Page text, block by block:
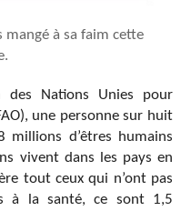
mangé à sa faim cette
des Nations Unies pour
une personne sur huit
d’êtres humains
vivent dans les pays en
tout ceux qui n’ont pas
à la santé, ce sont 1,5